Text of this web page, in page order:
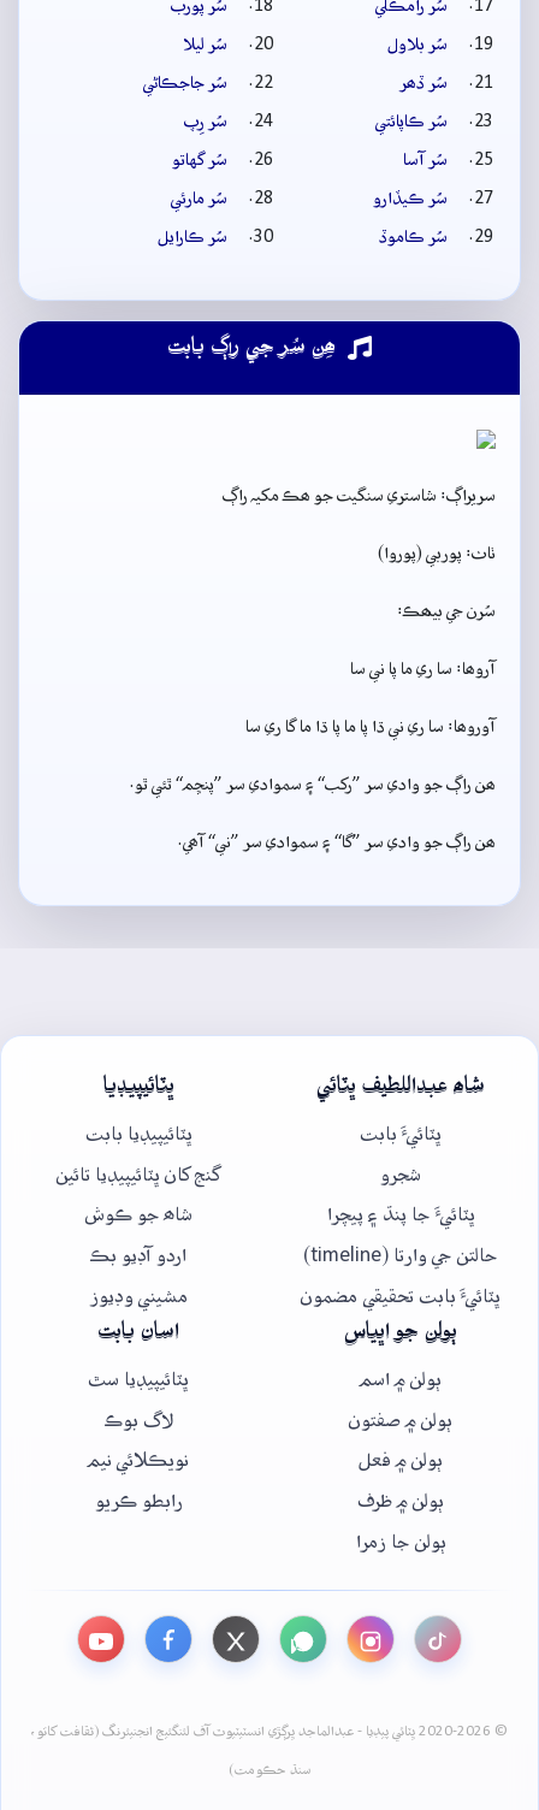
سُر رامڪلي
سُر پورب
سُر بلاول
سُر ليلا
سُر ڏھر
سُر جاجڪاڻي
سُر ڪاپائتي
سُر رِپ
سُر آسا
سُر گهاتو
سُر ڪيڏارو
سُر مارئي
سُر ڪاموڏ
سُر ڪارايل
ھِن سُر جي راڳ بابت
سريراڳ: شاستري سنگيت جو ھڪ مکيہ راڳ
ٺاٺ: پوربي (پوروا)
سُرن جي بيھڪ:
آروھا: سا ري ما پا ني سا
آوروھا: سا ري ني ڌا پا ما پا ڌا ما گا ري سا
ھن راڳ جو وادي سر ”رکب“ ۽ سموادي سر ”پنڇم“ ٿئي ٿو.
ھن راڳ جو وادي سر ”گا“ ۽ سموادي سر ”ني“ آھي.
شاھ عبداللطيف ڀٽائي
ڀٽائيءَ بابت
شجرو
ڀٽائيءَ جا پنڌ ۽ پيچرا
حالتن جي وارتا (timeline)
ڀٽائيءَ بابت تحقيقي مضمون
ڀٽائيپيڊيا
ڀٽائيپيڊيا بابت
گنج کان ڀٽائيپيڊيا تائين
شاھ جو ڪوش
اردو آڊيو بڪ
مشيني وڊيوز
ٻولن جو اڀياس
ٻولن ۾ اسم
ٻولن ۾ صفتون
ٻولن ۾ فعل
ٻولن ۾ ظرف
ٻولن جا زمرا
اسان بابت
ڀٽائيپيڊيا سٿ
لاگ بوڪ
نويڪلائي نيم
رابطو ڪريو
© 2020-2026 ڀٽائي پيڊيا - عبدالماجد ڀرڳڙي انسٽيٽيوٽ آف لئنگئيج انجنيئرنگ (ثقافت کاتو،
سنڌ حڪومت)